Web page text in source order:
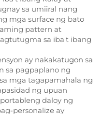
sa umiiral nang
mga surface ng bato
pattern at
sa iba't ibang
ay nakakatugon sa
sa pagpaplano ng
mga tagapamahala ng
ng upuan
daloy ng
personalize ay